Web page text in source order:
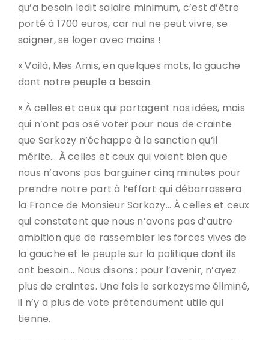
qu’a besoin ledit salaire minimum, c’est d’être
porté à 1700 euros, car nul ne peut vivre, se
soigner, se loger avec moins !
« Voilà, Mes Amis, en quelques mots, la gauche
dont notre peuple a besoin.
« À celles et ceux qui partagent nos idées, mais
qui n’ont pas osé voter pour nous de crainte
que Sarkozy n’échappe à la sanction qu’il
mérite… À celles et ceux qui voient bien que
nous n’avons pas barguiner cinq minutes pour
prendre notre part à l’effort qui débarrassera
la France de Monsieur Sarkozy… À celles et ceux
qui constatent que nous n’avons pas d’autre
ambition que de rassembler les forces vives de
la gauche et le peuple sur la politique dont ils
ont besoin… Nous disons : pour l’avenir, n’ayez
plus de craintes. Une fois le sarkozysme éliminé,
il n’y a plus de vote prétendument utile qui
tienne.